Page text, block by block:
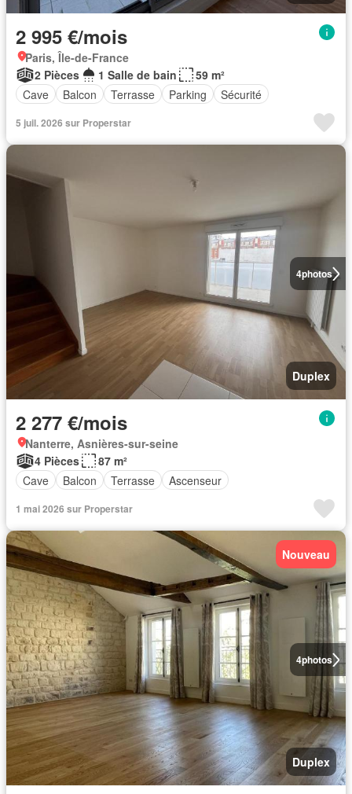
2 995 €/mois
Paris, Île-de-France
2 Pièces
1 Salle de bain
59 m²
Cave
Balcon Terrasse Parking Sécurité
5 juil. 2026 sur Properstar
4photos
Duplex
2 277 €/mois
Nanterre, Asnières-sur-seine
4 Pièces
87 m²
Cave
Balcon Terrasse Ascenseur
1 mai 2026 sur Properstar
4photos
Nouveau
Duplex